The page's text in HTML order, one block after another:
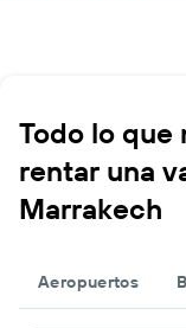
Todo lo que
rentar una
Marrakech
Aeropuertos